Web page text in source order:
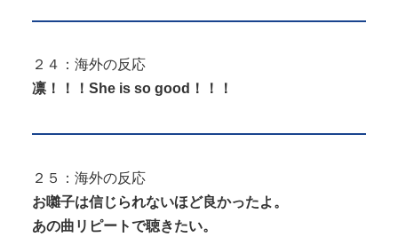
２４：海外の反応
凛！！！She is so good！！！
２５：海外の反応
お囃子は信じられないほど良かったよ。
あの曲リピートで聴きたい。